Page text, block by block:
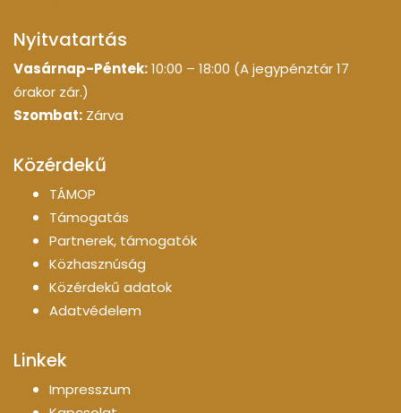
Nyitvatartás
Vasárnap-Péntek:10:00 – 18:00 (A jegypénztár 17
órakor zár.)
Szombat: Zárva
Közérdekű
TÁMOP
Támogatás
Partnerek, támogatók
Közhasznúság
Közérdekű adatok
Adatvédelem
Linkek
Impresszum